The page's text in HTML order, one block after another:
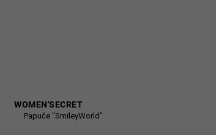
WOMEN'SECRET
Papuče "SmileyWorld"